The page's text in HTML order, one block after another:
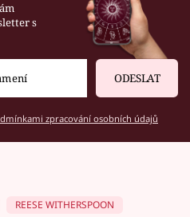
s
ODESLAT
zpracování osobních údajů
REESE WITHERSPOON